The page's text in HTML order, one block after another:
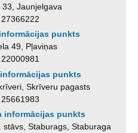
Jaunjelgava
punkts
49, Pļaviņas
punkts
Skrīveru pagasts
informācijas punkts
Staburags, Staburaga